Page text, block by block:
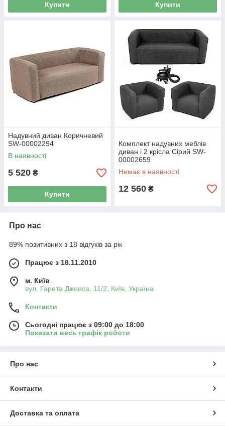
Купити Купити
Надувний диван Коричневий
SW-00002294
В наявності
5 520 ₴
Купити
Комплект надувних меблів
диван і 2 крісла Сірий SW-
00002659
Немає в наявності
12 560 ₴
Про нас
89% позитивних з 18 відгуків за рік
Працює з 18.11.2010
м. Київ
вул. Гарета Джонса, 11/2, Київ, Україна
Контакти
Сьогодні працює з 09:00 до 18:00
Показати весь графік роботи
Про нас
Контакти
Доставка та оплата